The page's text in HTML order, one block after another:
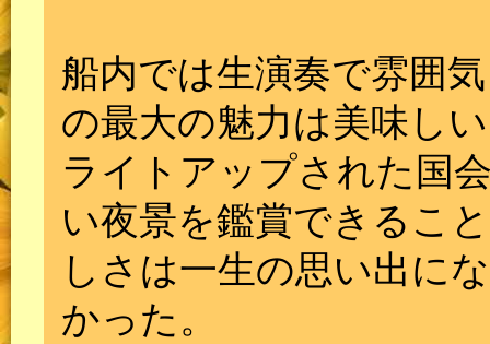
船内では生演奏で雰囲
の最大の魅力は美味し
ライトアップされた国
い夜景を鑑賞できるこ
しさは一生の思い出に
かった。